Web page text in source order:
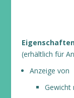
(erhältlich für
Anzeige von
Gewicht